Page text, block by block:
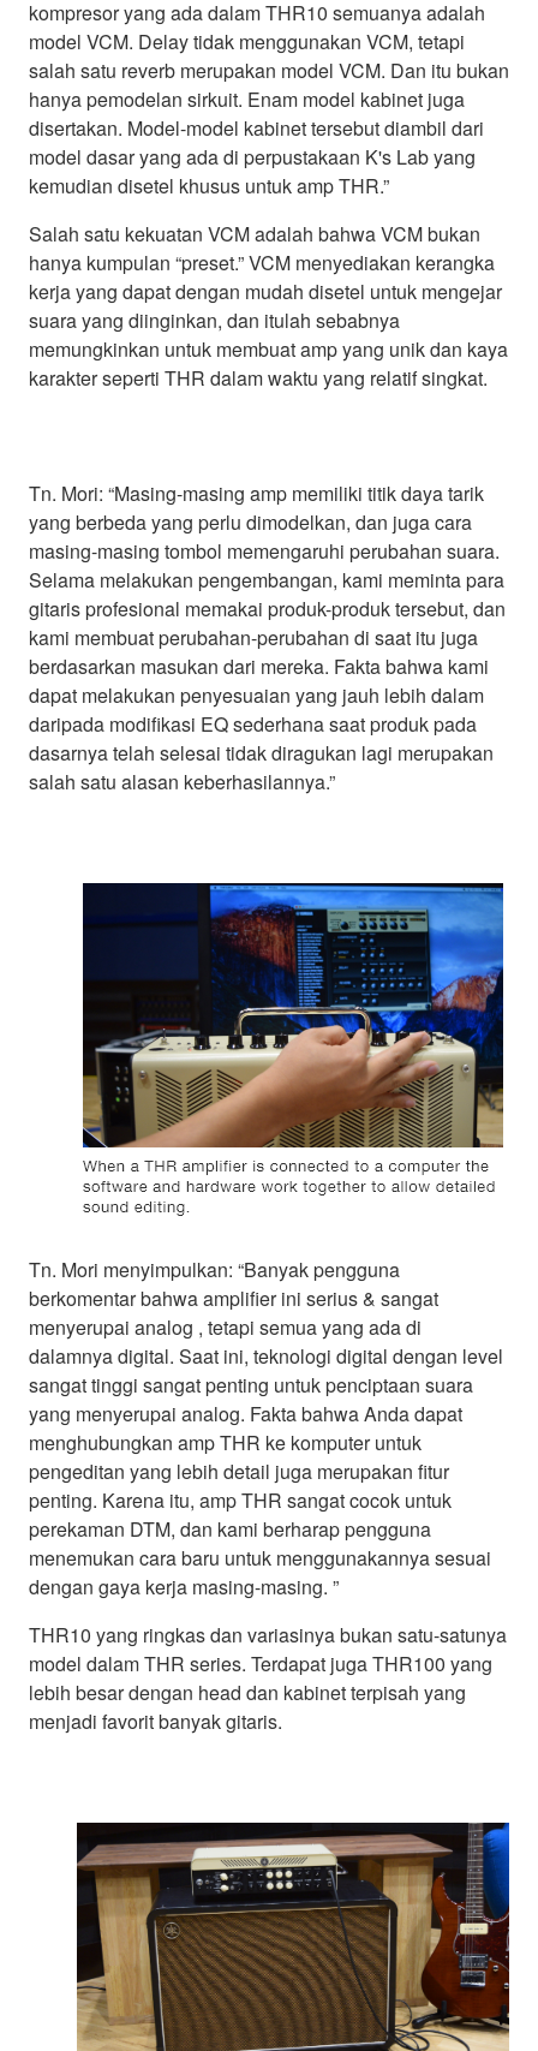
kompresor yang ada dalam THR10 semuanya adalah
model VCM. Delay tidak menggunakan VCM, tetapi
salah satu reverb merupakan model VCM. Dan itu bukan
hanya pemodelan sirkuit. Enam model kabinet juga
disertakan. Model-model kabinet tersebut diambil dari
model dasar yang ada di perpustakaan K's Lab yang
kemudian disetel khusus untuk amp THR.”
Salah satu kekuatan VCM adalah bahwa VCM bukan
hanya kumpulan “preset.” VCM menyediakan kerangka
kerja yang dapat dengan mudah disetel untuk mengejar
suara yang diinginkan, dan itulah sebabnya
memungkinkan untuk membuat amp yang unik dan kaya
karakter seperti THR dalam waktu yang relatif singkat.
Tn. Mori: “Masing-masing amp memiliki titik daya tarik
yang berbeda yang perlu dimodelkan, dan juga cara
masing-masing tombol memengaruhi perubahan suara.
Selama melakukan pengembangan, kami meminta para
gitaris profesional memakai produk-produk tersebut, dan
kami membuat perubahan-perubahan di saat itu juga
berdasarkan masukan dari mereka. Fakta bahwa kami
dapat melakukan penyesuaian yang jauh lebih dalam
daripada modifikasi EQ sederhana saat produk pada
dasarnya telah selesai tidak diragukan lagi merupakan
salah satu alasan keberhasilannya.”
Tn. Mori menyimpulkan: “Banyak pengguna
berkomentar bahwa amplifier ini serius & sangat
menyerupai analog , tetapi semua yang ada di
dalamnya digital. Saat ini, teknologi digital dengan level
sangat tinggi sangat penting untuk penciptaan suara
yang menyerupai analog. Fakta bahwa Anda dapat
menghubungkan amp THR ke komputer untuk
pengeditan yang lebih detail juga merupakan fitur
penting. Karena itu, amp THR sangat cocok untuk
perekaman DTM, dan kami berharap pengguna
menemukan cara baru untuk menggunakannya sesuai
dengan gaya kerja masing-masing. ”
THR10 yang ringkas dan variasinya bukan satu-satunya
model dalam THR series. Terdapat juga THR100 yang
lebih besar dengan head dan kabinet terpisah yang
menjadi favorit banyak gitaris.